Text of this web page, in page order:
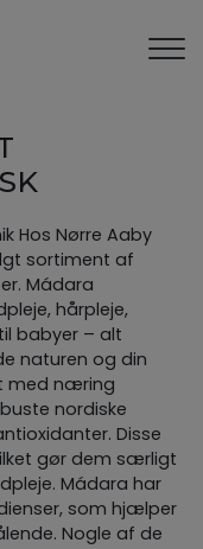
Hos Nørre Aaby
sortiment af
Mádara
hårpleje,
babyer – alt
naturen og din
med næring
nordiske
Disse
gør dem særligt
Mádara har
som hjælper
Nogle af de